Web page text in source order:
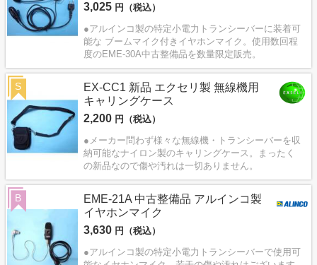
3,025 円（税込）
●アルインコ製の特定小電力トランシーバーに装着可
能な ブームマイク付きイヤホンマイク。使用数回程
度のEME-30A中古整備品を数量限定販売。
EX-CC1 新品 エクセリ製 無線機用
キャリングケース
2,200 円（税込）
●メーカー問わず様々な無線機・トランシーバーを収
納可能なナイロン製のキャリングケース。まったく
の新品なので傷や汚れは一切ありません。
S
EME-21A 中古整備品 アルインコ製
イヤホンマイク
3,630 円（税込）
●アルインコ製の特定小電力トランシーバーで使用可
B